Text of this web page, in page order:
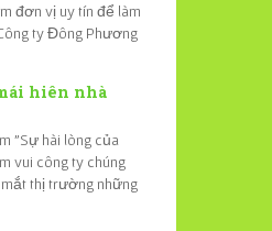
đơn vị uy tín để làm
ty Đông Phương
hiên nhà
"Sự hài lòng của
vui công ty chúng
thị trường những